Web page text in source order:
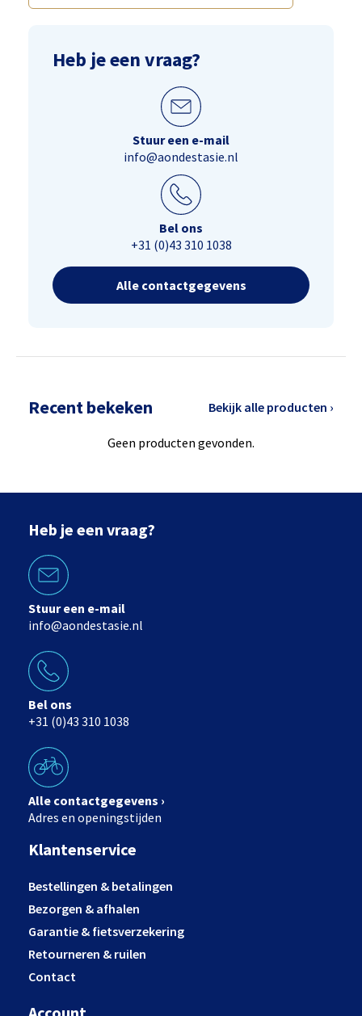
Heb je een vraag?
Stuur een e-mail
info@aondestasie.nl
Bel ons
+31 (0)43 310 1038
Alle contactgegevens
Recent bekeken Bekijk alle producten ›
Geen producten gevonden.
Heb je een vraag?
Stuur een e-mail
info@aondestasie.nl
Bel ons
+31 (0)43 310 1038
Alle contactgegevens ›
Adres en openingstijden
Klantenservice
Bestellingen & betalingen
Bezorgen & afhalen
Garantie & fietsverzekering
Retourneren & ruilen
Contact